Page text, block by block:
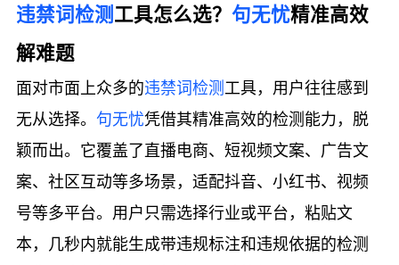
违禁词检测 工具怎么选？ 句无忧精准高效
解难题
面对市面上众多的违禁词检测 工具，用户往往感到
无从选择。 句无忧凭借其精准高效的检测能力，脱
颖而出。它覆盖了直播电商、短视频文案、广告文
案、社区互动等多场景，适配抖音、小红书、视频
号等多平台。用户只需选择行业或平台，粘贴文
本，几秒内就能生成带违规标注和违规依据的检测